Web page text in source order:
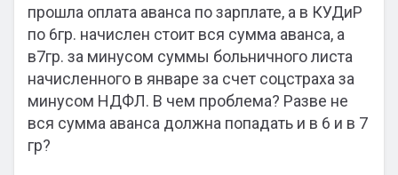
прошла оплата аванса по зарплате, а в КУДиР
по 6гр. начислен стоит вся сумма аванса, а
в7гр. за минусом суммы больничного листа
начисленного в январе за счет соцстраха за
минусом НДФЛ. В чем проблема? Разве не
вся сумма аванса должна попадать и в 6 и в 7
гр?